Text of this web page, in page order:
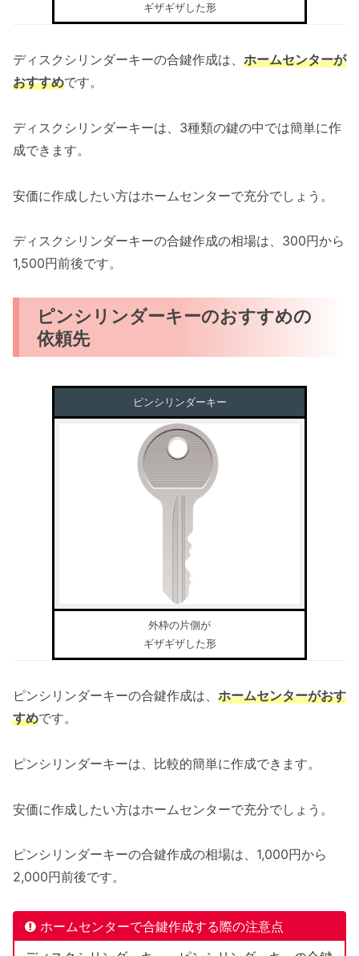
ギザギザした形
ディスクシリンダーキーの合鍵作成は、 ホームセンターが
おすすめです。
ディスクシリンダーキーは、3種類の鍵の中では簡単に作
成できます。
安価に作成したい方はホームセンターで充分でしょう。
ディスクシリンダーキーの合鍵作成の相場は、300円から
1,500円前後です。
ピンシリンダーキーのおすすめの
依頼先
ピンシリンダーキー
外枠の片側が
ギザギザした形
ピンシリンダーキーの合鍵作成は、 ホームセンターがおす
すめです。
ピンシリンダーキーは、比較的簡単に作成できます。
安価に作成したい方はホームセンターで充分でしょう。
ピンシリンダーキーの合鍵作成の相場は、1,000円から
2,000円前後です。
ホームセンターで合鍵作成する際の注意点